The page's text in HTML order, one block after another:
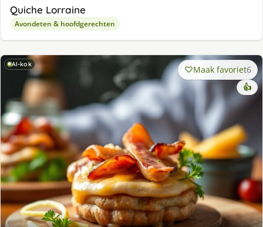
Quiche Lorraine
Avondeten & hoofdgerechten
AI-kok Maak favoriet6
👍